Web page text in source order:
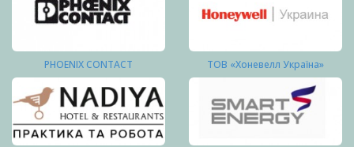
PHOENIX CONTACT ТОВ «Хоневелл Україна»